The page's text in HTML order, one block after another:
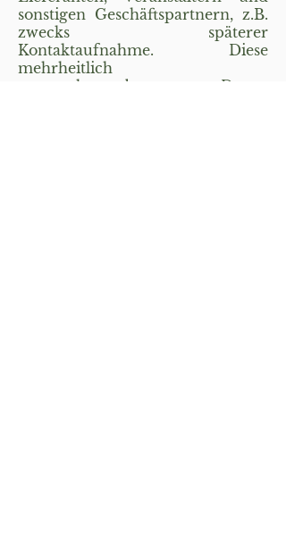
sonstigen Geschäftspartnern, z.B.
zwecks späterer
Kontaktaufnahme. Diese
mehrheitlich
unternehmensbezogenen Daten,